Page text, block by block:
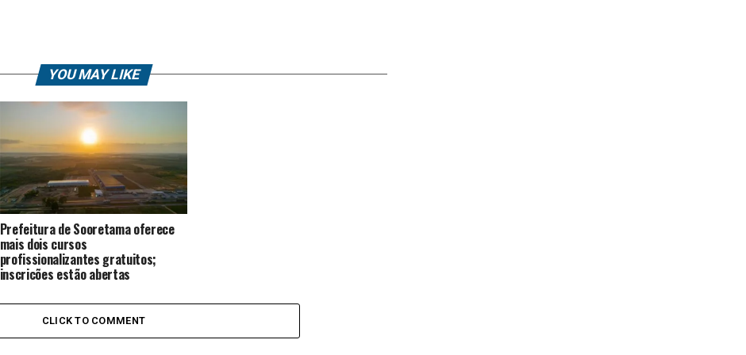
YOU MAY LIKE
Prefeitura de Sooretama oferece
mais dois cursos
profissionalizantes gratuitos;
inscrições estão abertas
CLICK TO COMMENT